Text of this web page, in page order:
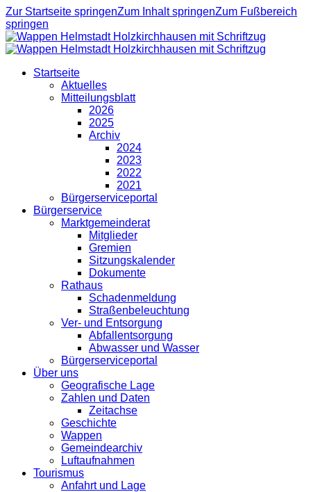
Zur Startseite springenZum Inhalt springenZum Fußbereich
springen
Startseite
Aktuelles
Mitteilungsblatt
2026
2025
Archiv
2024
2023
2022
2021
Bürgerserviceportal
Bürgerservice
Marktgemeinderat
Mitglieder
Gremien
Sitzungskalender
Dokumente
Rathaus
Schadenmeldung
Straßenbeleuchtung
Ver- und Entsorgung
Abfallentsorgung
Abwasser und Wasser
Bürgerserviceportal
Über uns
Geografische Lage
Zahlen und Daten
Zeitachse
Geschichte
Wappen
Gemeindearchiv
Luftaufnahmen
Tourismus
Anfahrt und Lage